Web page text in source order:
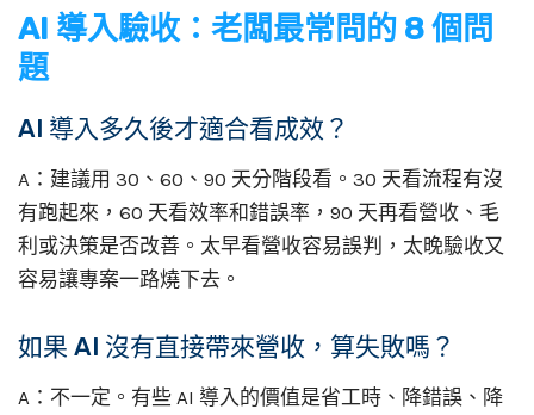
AI 導入驗收：老闆最常問的 8 個問
題
AI 導入多久後才適合看成效？
A：建議用 30、60、90 天分階段看。30 天看流程有沒
有跑起來，60 天看效率和錯誤率，90 天再看營收、毛
利或決策是否改善。太早看營收容易誤判，太晚驗收又
容易讓專案一路燒下去。
如果 AI 沒有直接帶來營收，算失敗嗎？
A：不一定。有些 AI 導入的價值是省工時、降錯誤、降